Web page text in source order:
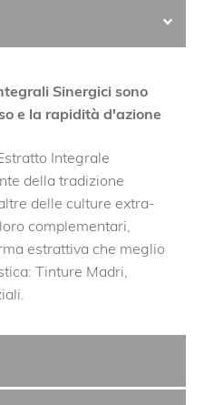
Sinergici sono
e la rapidità d'azione
Integrale
della tradizione
delle culture extra-
complementari,
estrattiva che meglio
Tinture Madri,